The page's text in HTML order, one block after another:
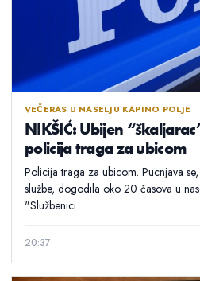
VEČERAS U NASELJU KAPINO POLJE
NIKŠIĆ: Ubijen
policija traga za ubicom
Policija traga za ubicom. Pucnjava
službe, dogodila oko 20 časova u
"Službenici...
20:37